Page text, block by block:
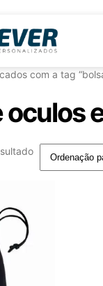
com a tag
oculos